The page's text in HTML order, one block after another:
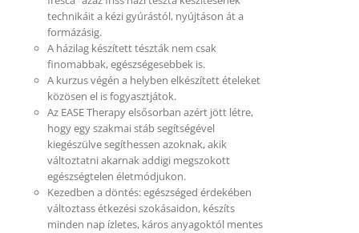
technikáit a kézi gyúrástól, nyújtáson át a
formázásig.
A házilag készített tészták nem csak
finomabbak, egészségesebbek is.
A kurzus végén a helyben elkészített ételeket
közösen el is fogyasztjátok.
Az EASE Therapy elsősorban azért jött létre,
hogy egy szakmai stáb segítségével
kiegészülve segíthessen azoknak, akik
változtatni akarnak addigi megszokott
egészségtelen életmódjukon.
Kezedben a döntés: egészséged érdekében
változtass étkezési szokásaidon, készíts
minden nap ízletes, káros anyagoktól mentes